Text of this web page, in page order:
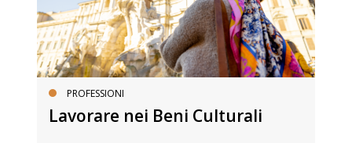
PROFESSIONI
Lavorare nei Beni Culturali